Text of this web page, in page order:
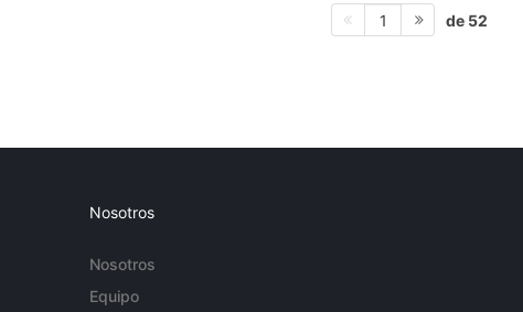
1 de 52
Nosotros
Nosotros
Equipo